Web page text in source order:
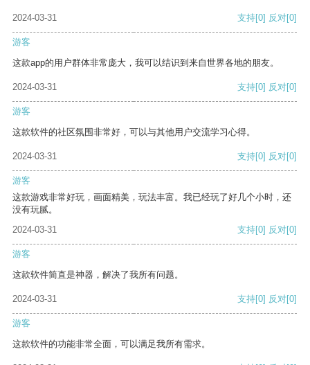
2024-03-31 支持[0] 反对[0]
游客
这款app的用户群体非常庞大，我可以结识到来自世界各地的朋友。
2024-03-31 支持[0] 反对[0]
游客
这款软件的社区氛围非常好，可以与其他用户交流学习心得。
2024-03-31 支持[0] 反对[0]
游客
这款游戏非常好玩，画面精美，玩法丰富。我已经玩了好几个小时，还
没有玩腻。
2024-03-31
支持[0] 反对[0]
游客
这款软件简直是神器，解决了我所有问题。
2024-03-31 支持[0] 反对[0]
游客
这款软件的功能非常全面，可以满足我所有需求。